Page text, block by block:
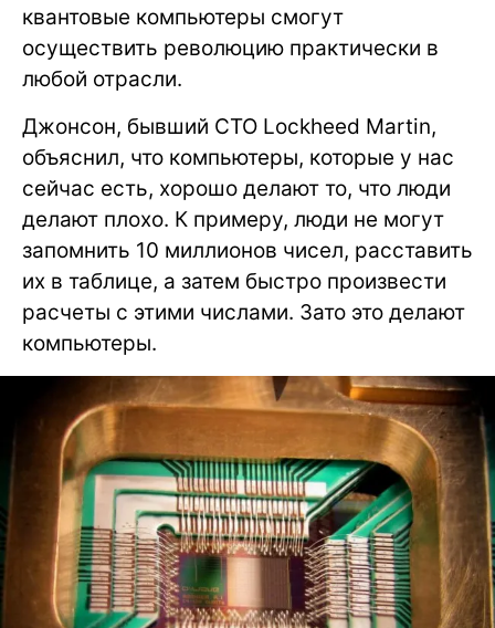
квантовые компьютеры смогут
осуществить революцию практически в
любой отрасли.
Джонсон, бывший CTO Lockheed Martin,
объяснил, что компьютеры, которые у нас
сейчас есть, хорошо делают то, что люди
делают плохо. К примеру, люди не могут
запомнить 10 миллионов чисел, расставить
их в таблице, а затем быстро произвести
расчеты с этими числами. Зато это делают
компьютеры.